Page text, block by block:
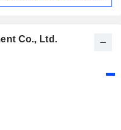
Co., Ltd.